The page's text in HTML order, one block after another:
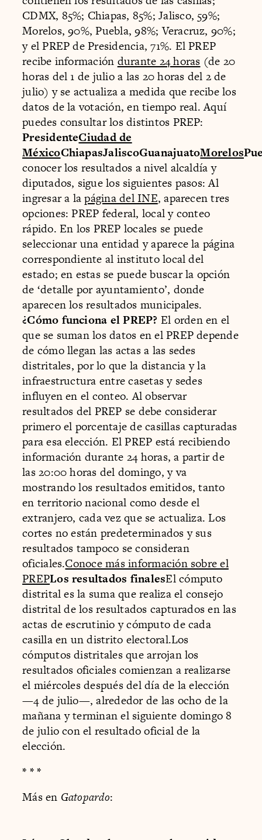
CDMX, 85%; Chiapas, 85%; Jalisco, 59%;
Morelos, 90%, Puebla, 98%; Veracruz, 90%;
y el PREP de Presidencia, 71%. El PREP
recibe información durante 24 horas (de 20
horas del 1 de julio a las 20 horas del 2 de
julio) y se actualiza a medida que recibe los
datos de la votación, en tiempo real. Aquí
puedes consultar los distintos PREP:
PresidenteCiudad de
MéxicoChiapasJaliscoGuanajuatoMorelos
conocer los resultados a nivel alcaldía y
diputados, sigue los siguientes pasos: Al
ingresar a lapágina del INE, aparecen tres
opciones: PREP federal, local y conteo
rápido. En los PREP locales se puede
seleccionar una entidad y aparece la página
correspondiente al instituto local del
estado; en estas se puede buscar la opción
de ‘detalle por ayuntamiento’, donde
aparecen los resultados municipales.
¿Cómo funciona el PREP? El orden en el
que se suman los datos en el PREP depende
de cómo llegan las actas a las sedes
distritales, por lo que la distancia y la
infraestructura entre casetas y sedes
influyen en el conteo. Al observar
resultados del PREP se debe considerar
primero el porcentaje de casillas capturadas
para esa elección. El PREP está recibiendo
información durante 24 horas, a partir de
las 20:00 horas del domingo, y va
mostrando los resultados emitidos, tanto
en territorio nacional como desde el
extranjero, cada vez que se actualiza. Los
cortes no están predeterminados y sus
resultados tampoco se consideran
oficiales.Conoce más información sobre el
PREPLos resultados finalesEl cómputo
distrital es la suma que realiza el consejo
distrital de los resultados capturados en las
actas de escrutinio y cómputo de cada
casilla en un distrito electoral.Los
cómputos distritales que arrojan los
resultados oficiales comienzan a realizarse
el miércoles después del día de la elección
—4 de julio—, alrededor de las ocho de la
mañana y terminan el siguiente domingo 8
de julio con el resultado oficial de la
elección.
* * *
Más en Gatopardo: